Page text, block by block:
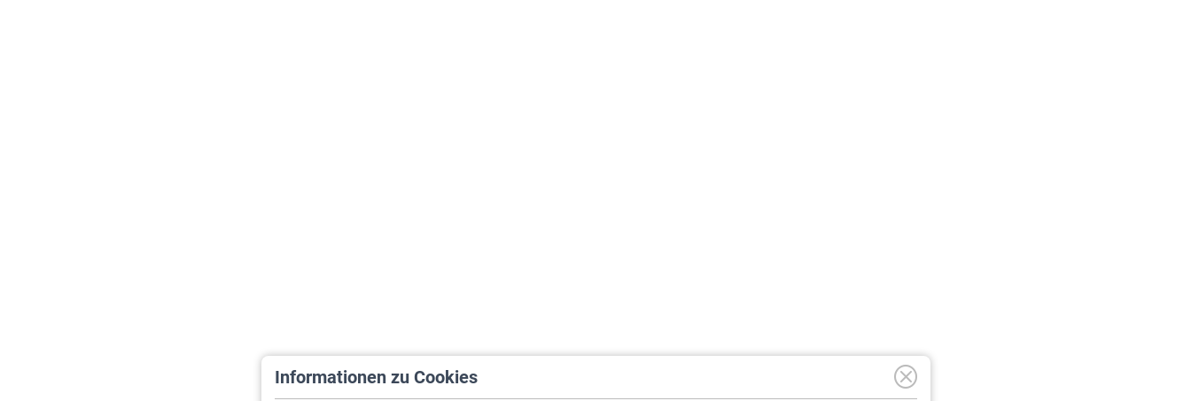
Informationen zu Cookies